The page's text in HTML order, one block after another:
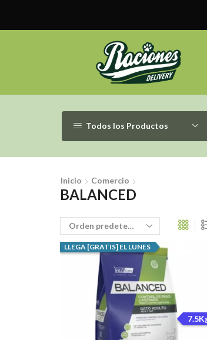
Todos los Productos
Inicio Comercio
BALANCED
LLEGA [GRATIS] EL LUNES